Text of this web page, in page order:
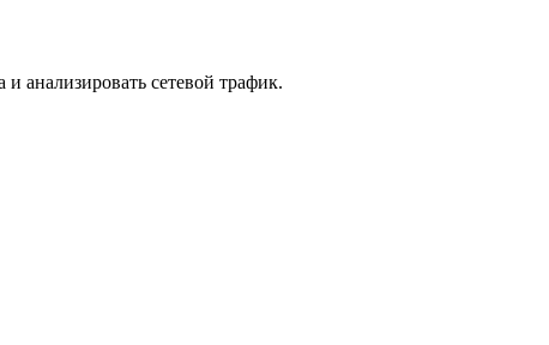
анализировать сетевой трафик.